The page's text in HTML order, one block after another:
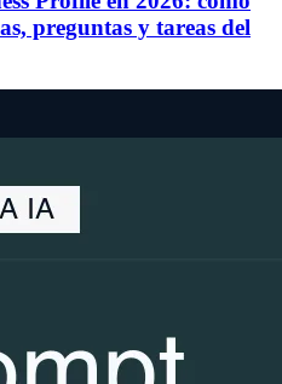
preguntas y tareas del